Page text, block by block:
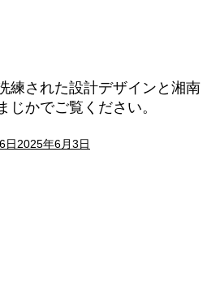
練された設計デザインと湘南
じかでご覧ください。
日2025年6月3日